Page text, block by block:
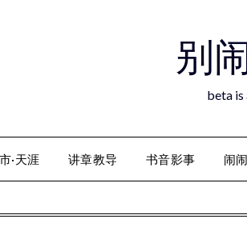
别
beta
·天涯 讲章教导 书音影事 闹